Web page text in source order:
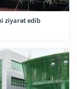
ziyarət edib